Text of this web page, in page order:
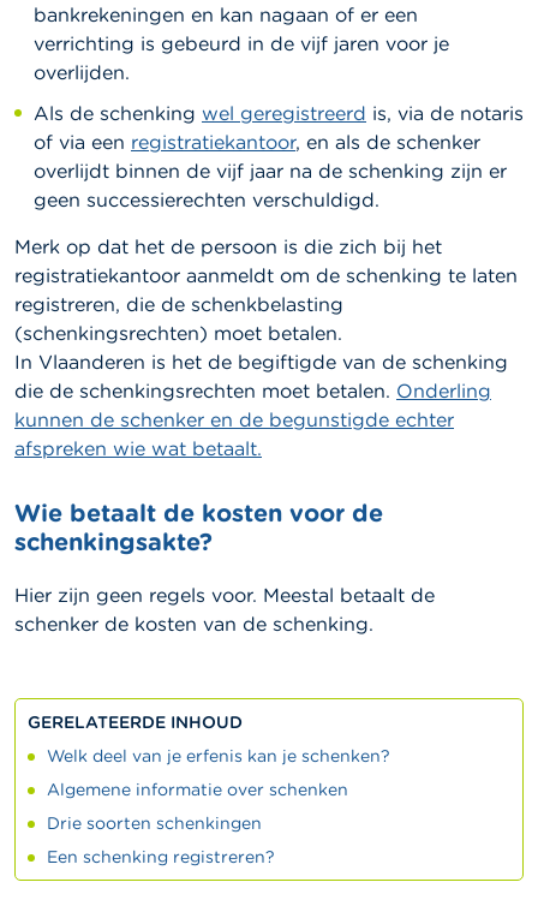
bankrekeningen en kan nagaan of er een
verrichting is gebeurd in de vijf jaren voor je
overlijden.
Als de schenking wel geregistreerd is, via de notaris
of via een registratiekantoor, en als de schenker
overlijdt binnen de vijf jaar na de schenking zijn er
geen successierechten verschuldigd.
Merk op dat het de persoon is die zich bij het
registratiekantoor aanmeldt om de schenking te laten
registreren, die de schenkbelasting
(schenkingsrechten) moet betalen.
In Vlaanderen is het de begiftigde van de schenking
die de schenkingsrechten moet betalen. Onderling
kunnen de schenker en de begunstigde echter
afspreken wie wat betaalt.
Wie betaalt de kosten voor de
schenkingsakte?
Hier zijn geen regels voor. Meestal betaalt de
schenker de kosten van de schenking.
GERELATEERDE INHOUD
Welk deel van je erfenis kan je schenken?
Algemene informatie over schenken
Drie soorten schenkingen
Een schenking registreren?